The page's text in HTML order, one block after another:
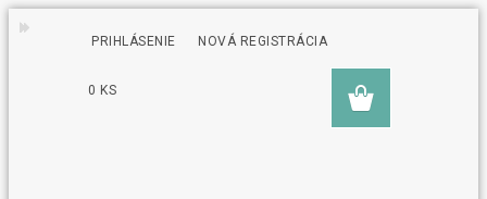
PRIHLÁSENIE NOVÁ REGISTRÁCIA
0 KS